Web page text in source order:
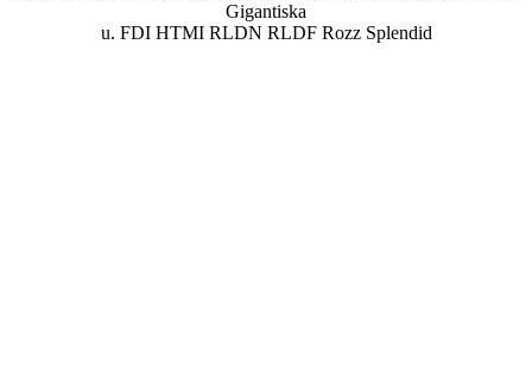
Gigantiska
u. FDI HTMI RLDN RLDF Rozz Splendid